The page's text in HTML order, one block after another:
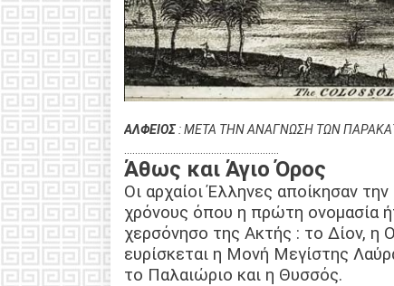
ΑΛΦΕΙΟΣ : ΜΕΤΑ ΤΗΝ ΑΝΑΓΝΩΣΗ ΤΩΝ
Άθως και Άγιο Όρος
Οι αρχαίοι Έλληνες αποίκησαν
χρόνους όπου η πρώτη ονομασία
χερσόνησο της Ακτής : το Δίον,
ευρίσκεται η Μονή Μεγίστης
το Παλαιώριο και η Θυσσός.